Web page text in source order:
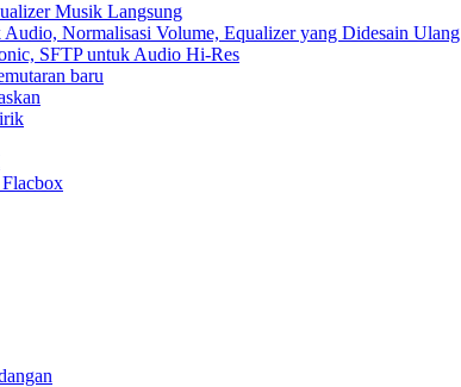
Musik Langsung
Audio, Normalisasi Volume, Equalizer yang Didesain Ulang
SFTP untuk Audio Hi-Res
baru